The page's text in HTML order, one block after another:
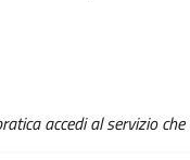
accedi al servizio